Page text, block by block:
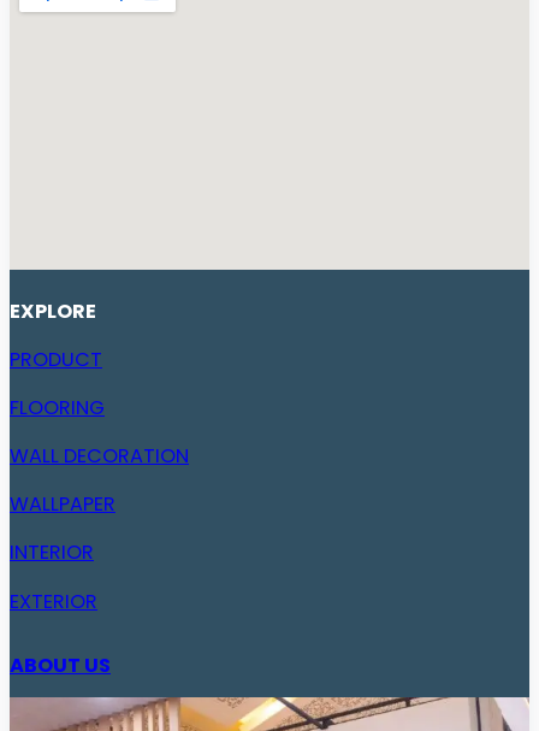
EXPLORE
PRODUCT
FLOORING
WALL DECORATION
WALLPAPER
INTERIOR
EXTERIOR
ABOUT US